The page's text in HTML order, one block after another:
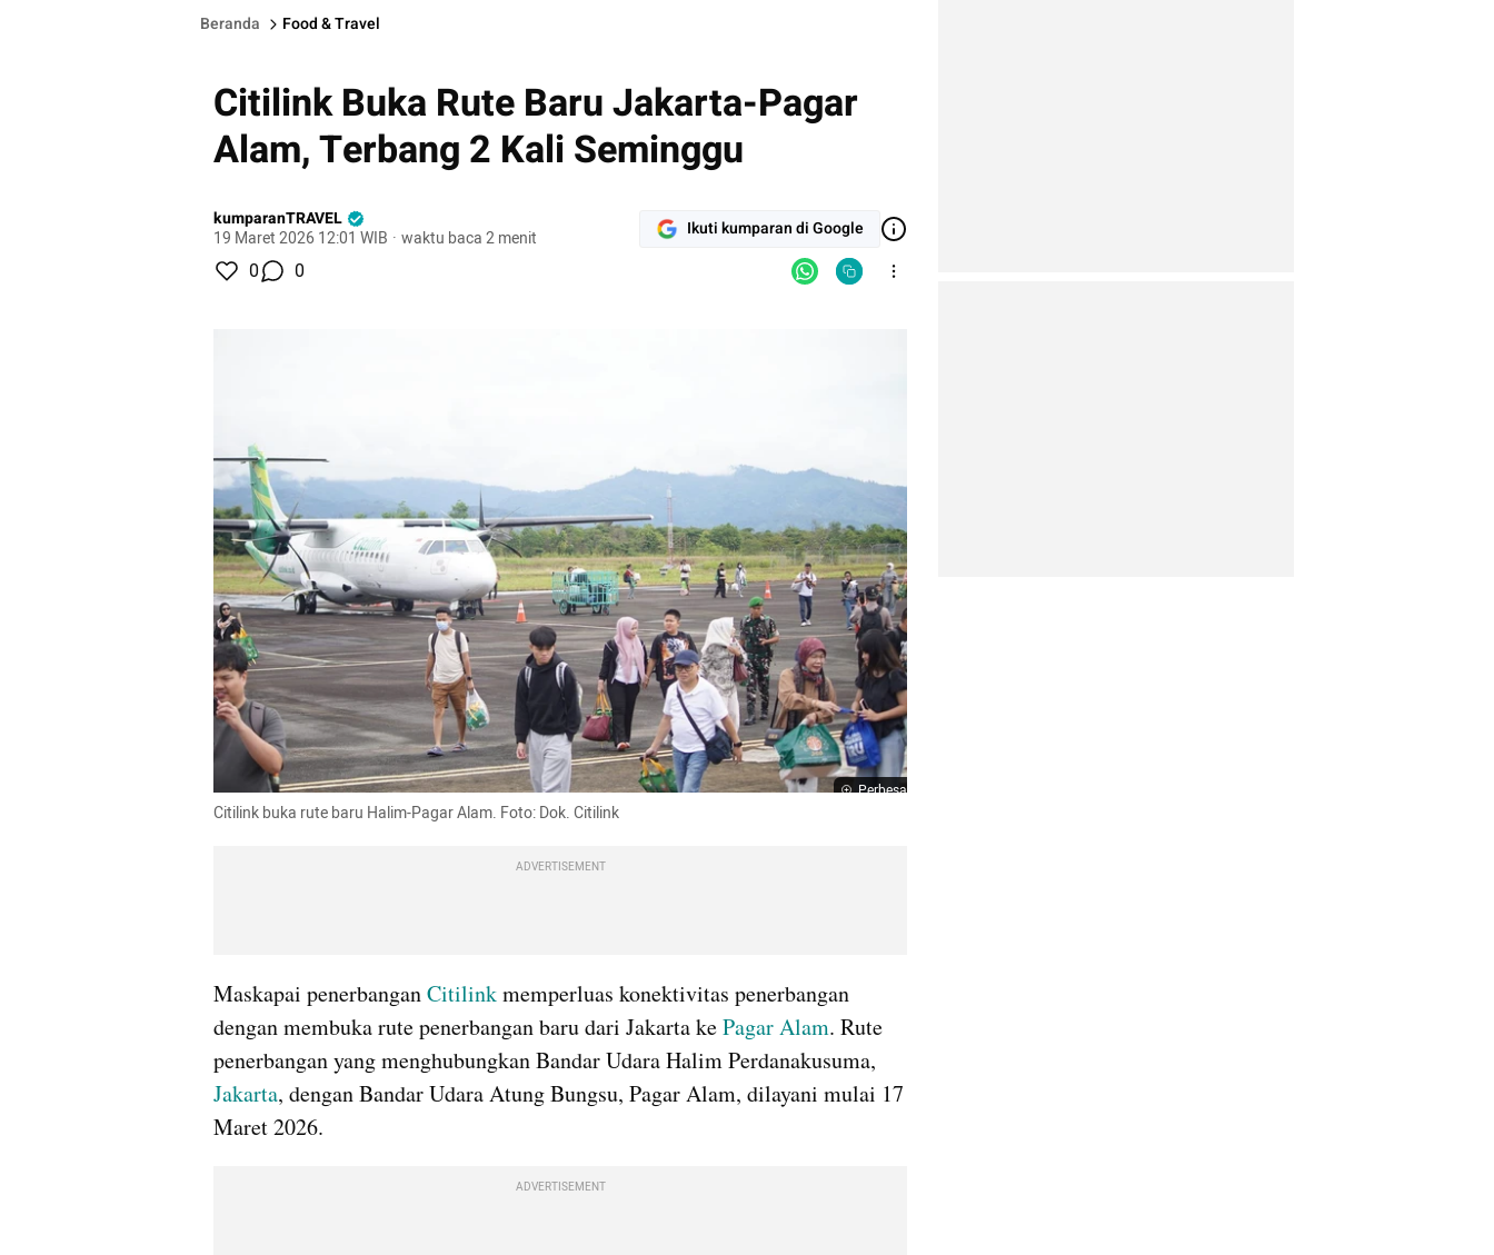
Beranda Food & Travel
Citilink Buka Rute Baru Jakarta-Pagar
Alam, Terbang 2 Kali Seminggu
kumparanTRAVEL
19 Maret 2026 12:01 WIB · waktu baca 2 menit Ikuti kumparan di Google
0 0
Perbesar
Citilink buka rute baru Halim-Pagar Alam. Foto: Dok. Citilink
ADVERTISEMENT
Maskapai penerbangan Citilink memperluas konektivitas penerbangan
dengan membuka rute penerbangan baru dari Jakarta ke Pagar Alam. Rute
Jakarta, dengan Bandar Udara Atung Bungsu, Pagar Alam, dilayani mulai 17
Maret 2026.
ADVERTISEMENT